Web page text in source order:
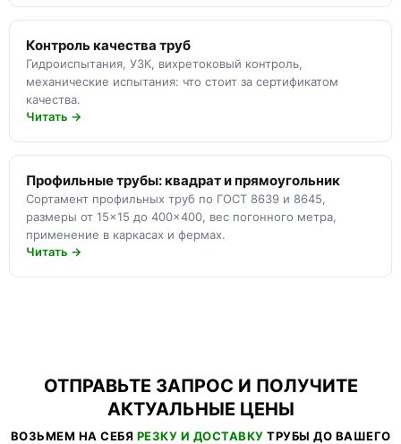
Контроль качества труб
Гидроиспытания, УЗК, вихретоковый контроль,
механические испытания: что стоит за сертификатом
качества.
Читать →
Профильные трубы: квадрат и прямоугольник
Сортамент профильных труб по ГОСТ 8639 и 8645,
размеры от 15×15 до 400×400, вес погонного метра,
применение в каркасах и фермах.
Читать →
ОТПРАВЬТЕ ЗАПРОС И ПОЛУЧИТЕ
АКТУАЛЬНЫЕ ЦЕНЫ
ВОЗЬМЕМ НА СЕБЯ РЕЗКУ И ДОСТАВКУ ТРУБЫ ДО ВАШЕГО